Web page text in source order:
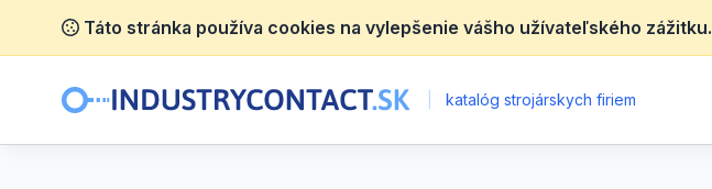
Táto stránka používa cookies na vylepšenie vášho užívateľského zážitku.
katalóg strojárskych firiem